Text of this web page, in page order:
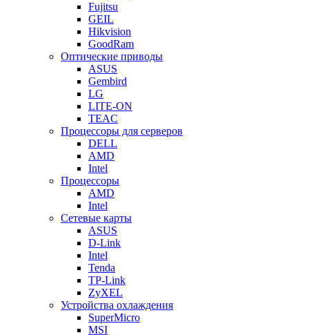
Fujitsu
GEIL
Hikvision
GoodRam
Оптические приводы
ASUS
Gembird
LG
LITE-ON
TEAC
Процессоры для серверов
DELL
AMD
Intel
Процессоры
AMD
Intel
Сетевые карты
ASUS
D-Link
Intel
Tenda
TP-Link
ZyXEL
Устройства охлаждения
SuperMicro
MSI